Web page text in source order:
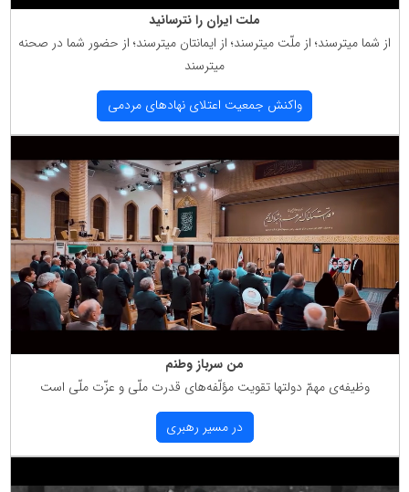
ملت ایران را نترسانید
از شما میترسند؛ از ملّت میترسند؛ از ایمانتان میترسند؛ از حضور شما در صحنه
میترسند
واكنش جمعیت اعتلای نهادهای مردمی
من سرباز وطنم
وظیفه‌ی مهمّ دولتها تقویت مؤلّفه‌های قدرت ملّی و عزّت ملّی است
در مسیر رهبری